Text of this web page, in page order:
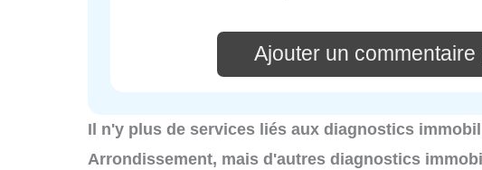
Ajouter un commentaire
Il n'y plus de services liés aux diagnostics
Arrondissement, mais d'autres diagnostics